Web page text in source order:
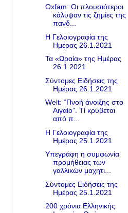
Oxfam: Οι πλουσιότεροι
κάλυψαν τις ζημίες της
πανδ...
Η Γελοιογραφία της
Ημέρας 26.1.2021
Τα «Ωραία» της Ημέρας
26.1.2021
Σύντομες Ειδήσεις της
Ημέρας 26.1.2021
Welt: “Πνοή άνοιξης στο
Αιγαίο”. Τί κρύβεται
από π...
Η Γελοιογραφία της
Ημέρας 25.1.2021
Υπεγράφη η συμφωνία
προμήθειας των
γαλλικών μαχητι...
Σύντομες Ειδήσεις της
Ημέρας 25.1.2021
200 χρόνια Ελληνικής